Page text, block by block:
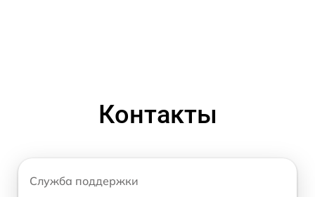
Контакты
Служба поддержки